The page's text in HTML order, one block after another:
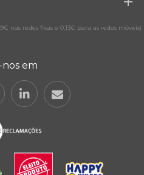
nas redes fixas e 0,13€ para as redes móveis)
nos em